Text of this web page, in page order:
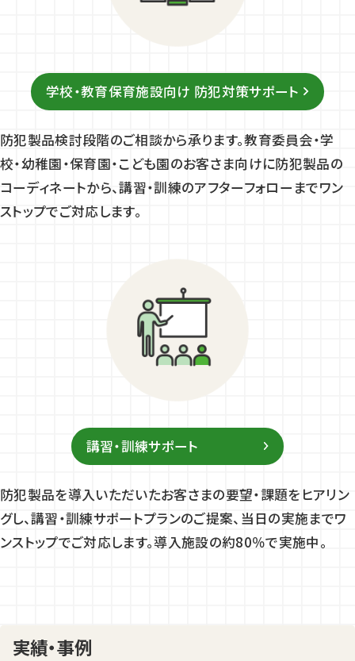
学校・教育保育施設向け 防犯対策サポート
防犯製品検討段階のご相談から承ります。教育委員会・学
校・幼稚園・保育園・こども園のお客さま向けに防犯製品の
コーディネートから、講習・訓練のアフターフォローまでワン
ストップでご対応します。
講習・訓練サポート
防犯製品を導入いただいたお客さまの要望・課題をヒアリン
グし、講習・訓練サポートプランのご提案、当日の実施までワ
ンストップでご対応します。導入施設の約80％で実施中。
実績・事例